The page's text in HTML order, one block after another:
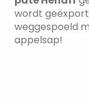
wordt
weggespoeld
appelsap!